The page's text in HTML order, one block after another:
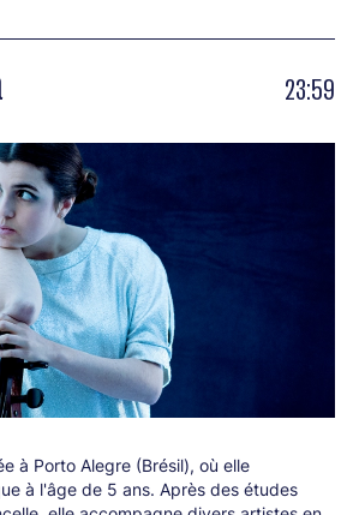
23:59
à Porto Alegre (Brésil), où elle
à l'âge de 5 ans. Après des études